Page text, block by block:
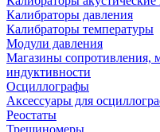
Калибраторы давления
Калибраторы температуры
Модули давления
Магазины сопротивления,
индуктивности
Осциллографы
Аксессуары для
Реостаты
Трещиномеры